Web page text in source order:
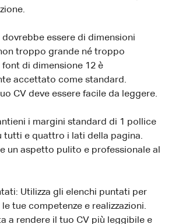
dovrebbe essere di dimensioni
troppo grande né troppo
di dimensione 12 è
accettato come standard.
CV deve essere facile da leggere.
i margini standard di 1 pollice
tutti e quattro i lati della pagina.
un aspetto pulito e professionale al
Utilizza gli elenchi puntati per
tue competenze e realizzazioni.
a rendere il tuo CV più leggibile e